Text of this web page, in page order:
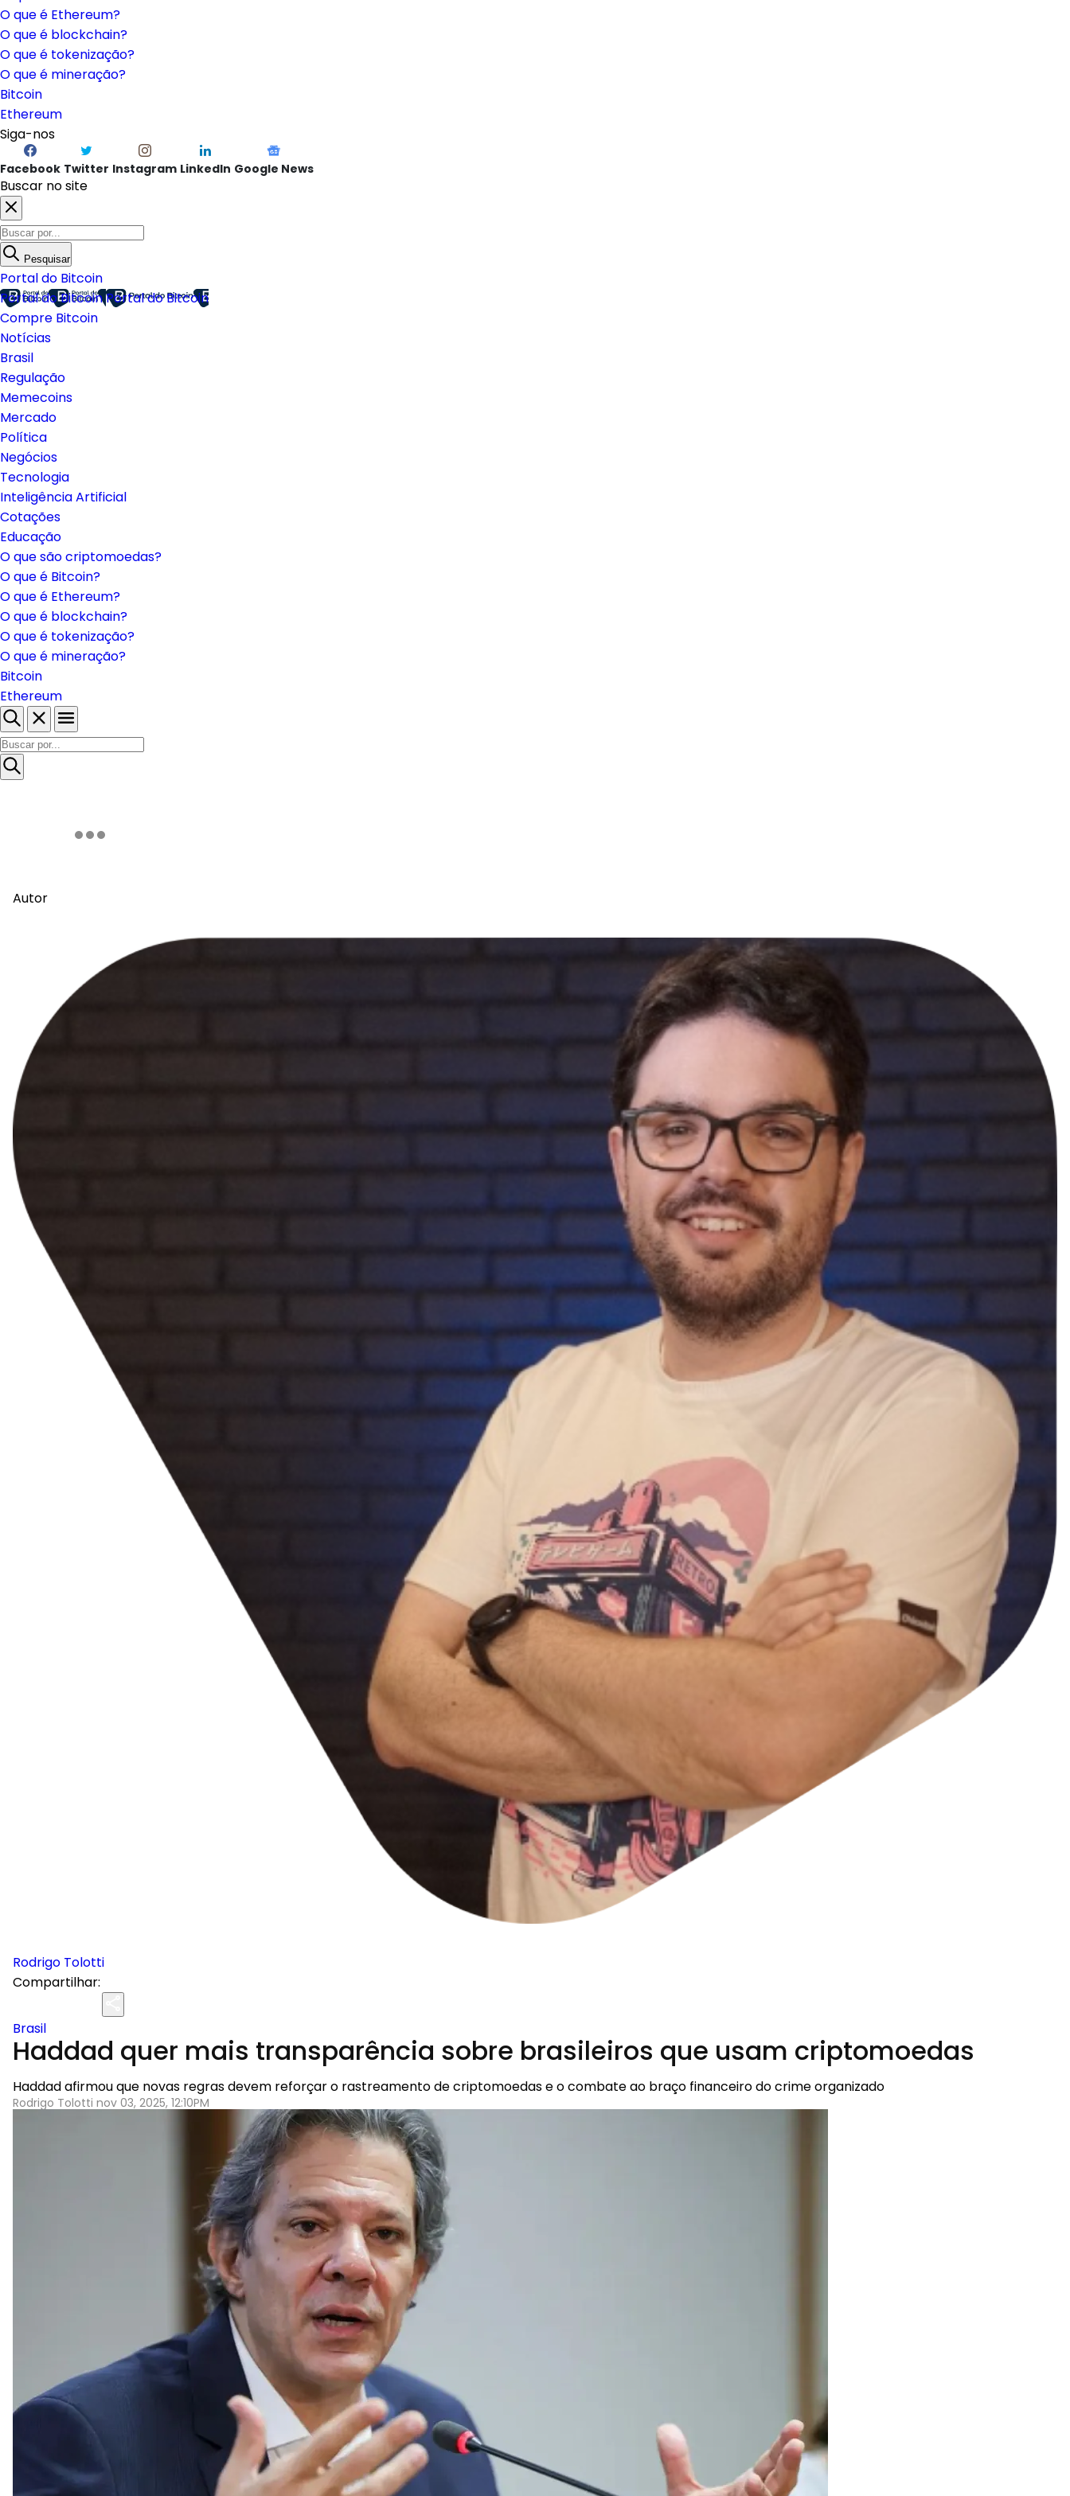
O que é Ethereum?
O que é blockchain?
O que é tokenização?
O que é mineração?
Bitcoin
Ethereum
Siga-nos
Facebook Twitter Instagram LinkedIn Google News
Buscar no site
Pesquisar
Portal do Bitcoin
Portal do BitcoinPortal do Bitcoin
Compre Bitcoin
Notícias
Brasil
Regulação
Memecoins
Mercado
Política
Negócios
Tecnologia
Inteligência Artificial
Cotações
Educação
O que são criptomoedas?
O que é Bitcoin?
O que é Ethereum?
O que é blockchain?
O que é tokenização?
O que é mineração?
Bitcoin
Ethereum
Autor
Rodrigo Tolotti
Compartilhar:
Brasil
Haddad quer mais transparência sobre brasileiros que usam criptomoedas
Haddad afirmou que novas regras devem reforçar o rastreamento de criptomoedas e o combate ao braço financeiro do crime organizado
Rodrigo Tolotti nov 03, 2025, 12:10PM